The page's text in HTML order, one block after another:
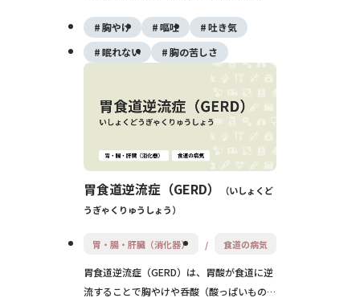
型的な症状は胸やけや呑酸であり、進行する
と食道狭窄や出血を起こすこともあります。
生活習慣の改善と薬物治療が中心ですが、重
症例では内視鏡治療や手術が必要になること
もあります。再発しやすいため、長期的な管
理と予防が大切です。
胸やけ 嘔吐
吐き気
眠れない
胸の苦しさ
胃食道逆流症（GERD）
いしょくど
うぎゃくりゅうしょう
胃・腸・肝臓（消化器） 食道の病気
胃食道逆流症（GERD）は、胃酸が食道に逆
流することで胸やけや呑酸（酸っぱいものが